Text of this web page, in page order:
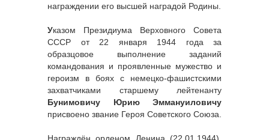
награждении его высшей наградой Родины.
Указом Президиума Верховного Совета
СССР от 22 января 1944 года за
образцовое выполнение заданий
командования и проявленные мужество и
героизм в боях с немецко-фашистскими
захватчиками старшему лейтенанту
Бунимовичу Юрию Эммануиловичу
присвоено звание Героя Советского Союза.